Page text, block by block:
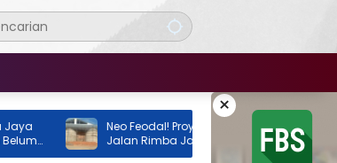
×
Neo Feodal! Proyek Lapangan Tenis di
Jalan Rimba Jaya Berani Berdiri Tanpa
Izin, Pemilik Malah Pamer Progres 70